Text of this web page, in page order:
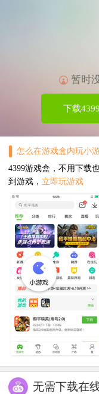
暂时
下载
怎么在游戏盒内玩小
4399游戏盒，不用下载
到游戏， 立即玩游戏
无需下载在